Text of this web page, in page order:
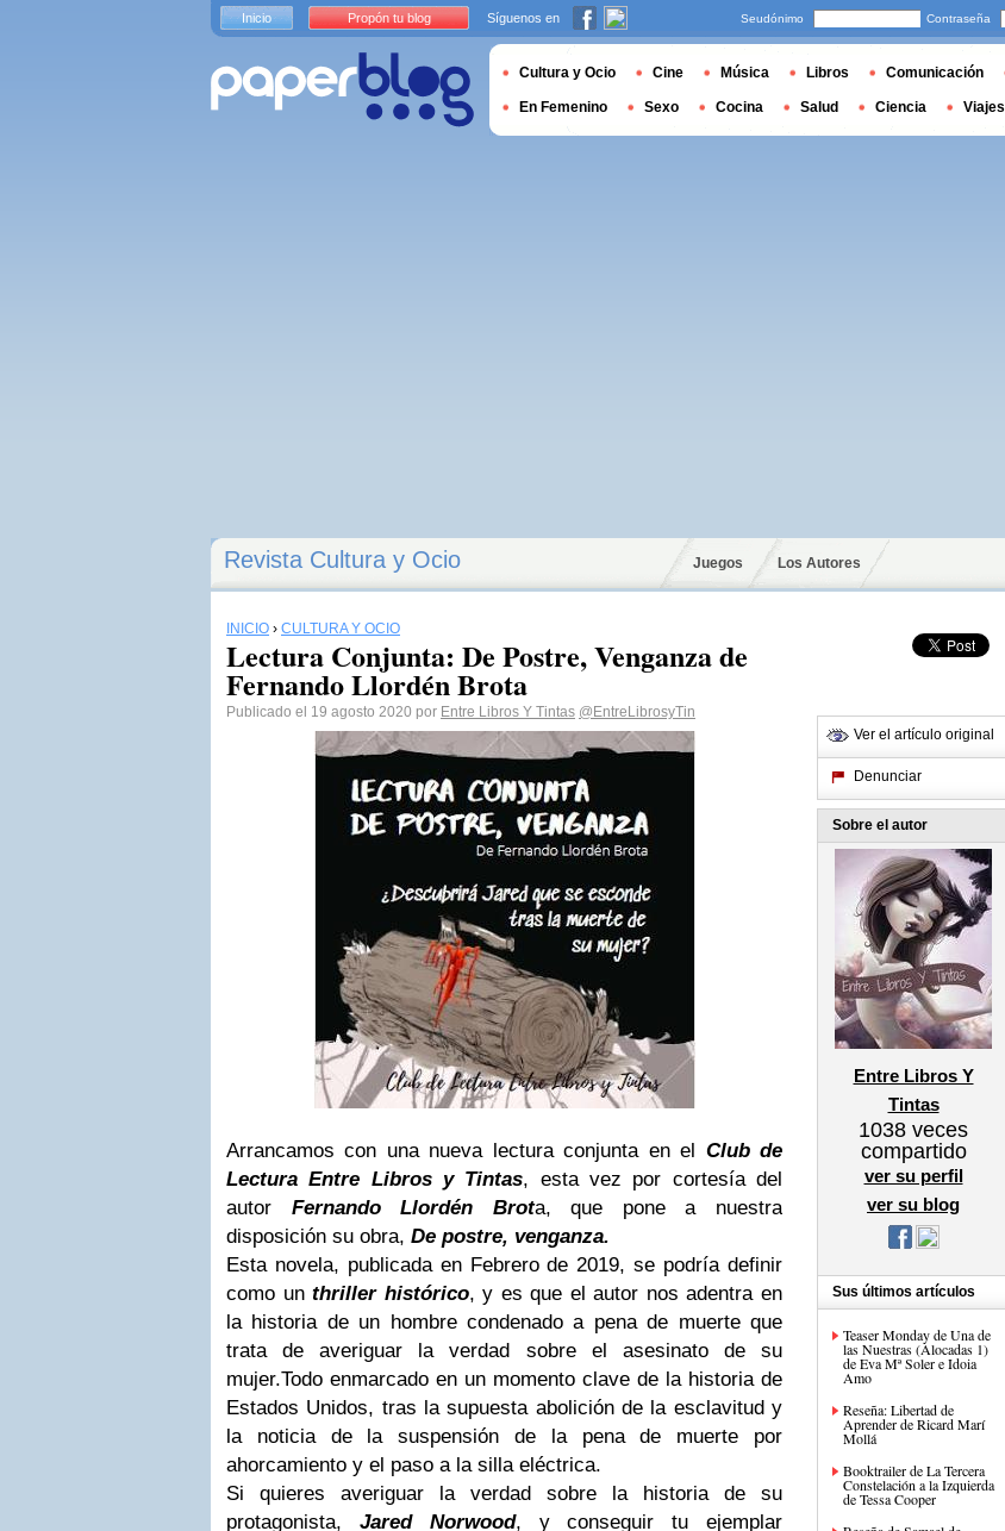
Revista Cultura y Ocio Juegos Los Autores
INICIO › CULTURA Y OCIO
Lectura Conjunta: De Postre, Venganza de
Fernando Llordén Brota
Publicado el 19 agosto 2020 por Entre Libros Y Tintas @EntreLibrosyTin
Arrancamos con una nueva lectura conjunta en el Club de
Lectura Entre Libros y Tintas, esta vez por cortesía del
autor Fernando Llordén Brota, que pone a nuestra
disposición su obra, De postre, venganza.
Esta novela, publicada en Febrero de 2019, se podría definir
como unthriller histórico, y es que el autor nos adentra en
la historia de un hombre condenado a pena de muerte que
trata de averiguar la verdad sobre el asesinato de su
mujer.Todo enmarcado en un momento clave de la historia de
Estados Unidos, tras la supuesta abolición de la esclavitud y
la noticia de la suspensión de la pena de muerte por
ahorcamiento y el paso a la silla eléctrica.
Si quieres averiguar la verdad sobre la historia de su
protagonista, Jared Norwood, y conseguir tu ejemplar
Ver el artículo original
Denunciar
Sobre el autor
Entre Libros Y
Tintas
1038 veces
compartido
ver su perfil
ver su blog
Sus últimos artículos
Teaser Monday de Una de
las Nuestras (Alocadas 1)
de Eva Mª Soler e Idoia
Amo
Reseña: Libertad de
Aprender de Ricard Marí
Mollá
Booktrailer de La Tercera
Constelación a la Izquierda
de Tessa Cooper
Inicio Propón tu blog Síguenos en Seudónimo Contraseña
Cultura y Ocio Cine Música Libros Comunicación
En Femenino Sexo Cocina Salud Ciencia Viajes